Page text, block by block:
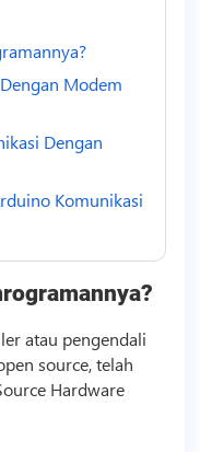
Modem
Dengan
Komunikasi
atau pengendali
source, telah
Hardware